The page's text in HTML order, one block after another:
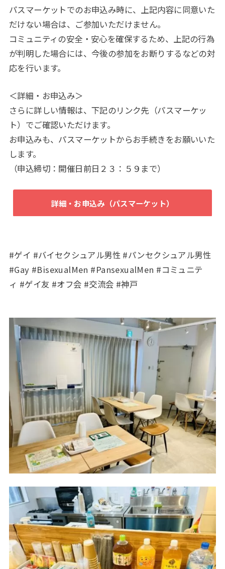
パスマーケットでのお申込み時に、上記内容に同意いた
だけない場合は、ご参加いただけません。
コミュニティの安全・安心を確保するため、上記の行為
が判明した場合には、今後の参加をお断りするなどの対
応を行います。
＜詳細・お申込み＞
さらに詳しい情報は、下記のリンク先（パスマーケッ
ト）でご確認いただけます。
お申込みも、パスマーケットからお手続きをお願いいた
します。
（申込締切：開催日前日２３：５９まで）
詳細・お申込み（パスマーケット）
#ゲイ #バイセクシュアル男性 #パンセクシュアル男性
#Gay #BisexualMen #PansexualMen #コミュニテ
ィ #ゲイ友 #オフ会 #交流会 #神戸